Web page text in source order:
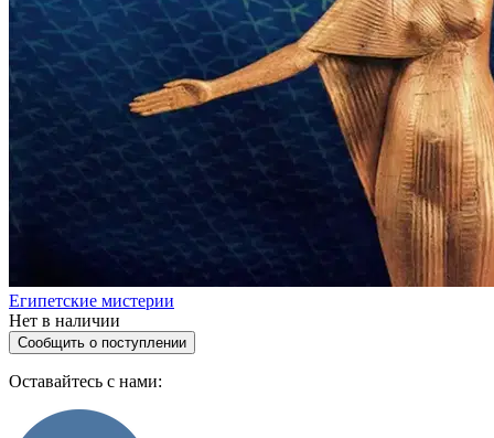
Египетские мистерии
Нет в наличии
Сообщить о поступлении
Оставайтесь с нами: